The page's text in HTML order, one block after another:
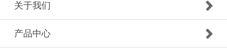
关于我们
产品中心